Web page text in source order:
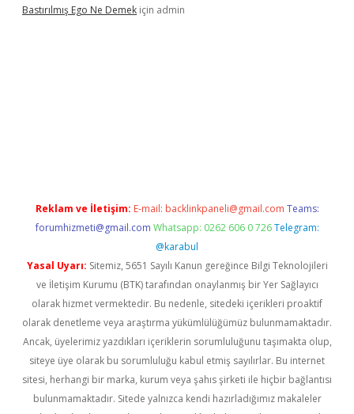
Bastırılmış Ego Ne Demek için admin
Reklam ve İletişim: E-mail: backlinkpaneli@gmail.com Teams:
forumhizmeti@gmail.com Whatsapp: 0262 606 0 726 Telegram:
@karabul
Yasal Uyarı: Sitemiz, 5651 Sayılı Kanun gereğince Bilgi Teknolojileri
ve İletişim Kurumu (BTK) tarafından onaylanmış bir Yer Sağlayıcı
olarak hizmet vermektedir. Bu nedenle, sitedeki içerikleri proaktif
olarak denetleme veya araştırma yükümlülüğümüz bulunmamaktadır.
Ancak, üyelerimiz yazdıkları içeriklerin sorumluluğunu taşımakta olup,
siteye üye olarak bu sorumluluğu kabul etmiş sayılırlar. Bu internet
sitesi, herhangi bir marka, kurum veya şahıs şirketi ile hiçbir bağlantısı
bulunmamaktadır. Sitede yalnızca kendi hazırladığımız makaleler